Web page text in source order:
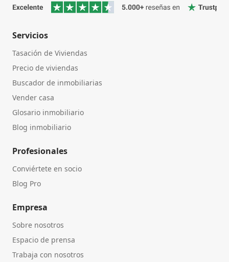
Servicios
Tasación de Viviendas
Precio de viviendas
Buscador de inmobiliarias
Vender casa
Glosario inmobiliario
Blog inmobiliario
Profesionales
Conviértete en socio
Blog Pro
Empresa
Sobre nosotros
Espacio de prensa
Trabaja con nosotros